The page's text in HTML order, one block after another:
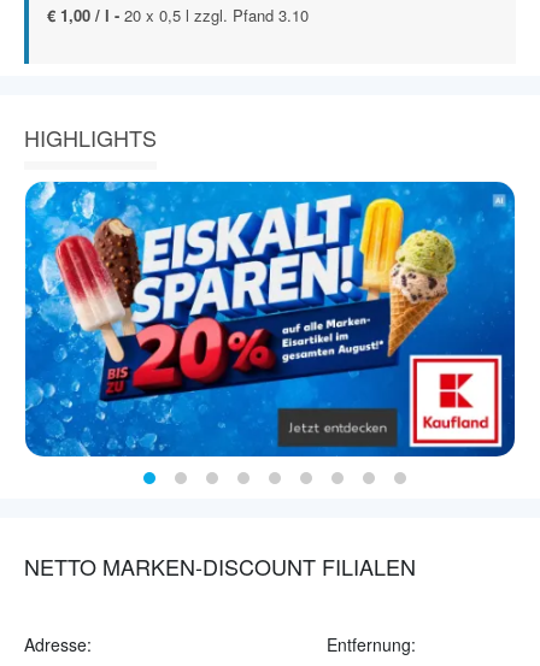
€ 1,00 / l - 20 x 0,5 l zzgl. Pfand 3.10
HIGHLIGHTS
NETTO MARKEN-DISCOUNT FILIALEN
Adresse: Entfernung: